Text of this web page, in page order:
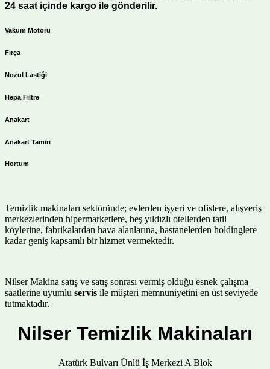
24 saat içinde kargo ile gönderilir.
Vakum Motoru
Fırça
Nozul Lastiği
Hepa Filtre
Anakart
Anakart Tamiri
Hortum
Temizlik makinaları sektöründe; evlerden işyeri ve ofislere, alışveriş
merkezlerinden hipermarketlere, beş yıldızlı otellerden tatil
köylerine, fabrikalardan hava alanlarına, hastanelerden holdinglere
kadar geniş kapsamlı bir hizmet vermektedir.
Nilser Makina satış ve satış sonrası vermiş olduğu esnek çalışma
saatlerine uyumlu servis ile müşteri memnuniyetini en üst seviyede
tutmaktadır.
Nilser Temizlik Makinaları
Atatürk Bulvarı Ünlü İş Merkezi A Blok